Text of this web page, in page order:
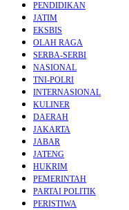
PENDIDIKAN
JATIM
EKSBIS
OLAH RAGA
SERBA-SERBI
NASIONAL
TNI-POLRI
INTERNASIONAL
KULINER
DAERAH
JAKARTA
JABAR
JATENG
HUKRIM
PEMERINTAH
PARTAI POLITIK
PERISTIWA